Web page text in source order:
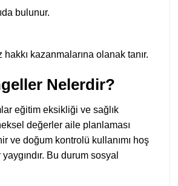
bulunur.
kazanmalarına olanak tanır.
Nelerdir?
eğitim eksikliği ve sağlık
değerler aile planlaması
ve doğum kontrolü kullanımı hoş
Bu durum sosyal